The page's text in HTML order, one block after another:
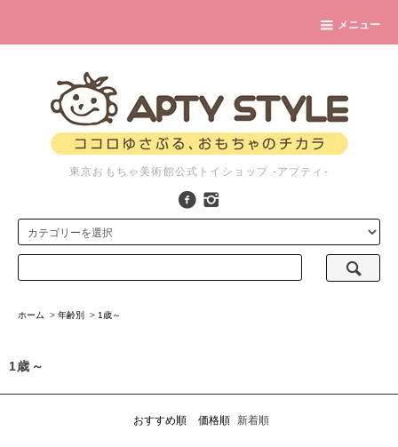
メニュー
東京おもちゃ美術館公式トイショップ -アプティ-
ホーム > 年齢別 > 1歳～
1歳～
おすすめ順 価格順 新着順